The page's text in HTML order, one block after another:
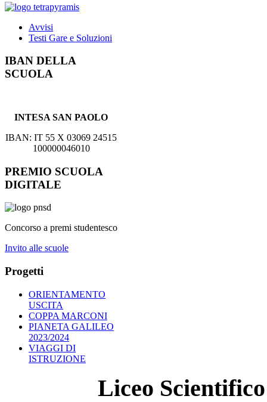
Avvisi
Testi Gare e Soluzioni
IBAN DELLA
SCUOLA
INTESA SAN PAOLO
IBAN: IT 55 X 03069 24515
100000046010
PREMIO SCUOLA
DIGITALE
Concorso a premi studentesco
Invito alle scuole
Progetti
ORIENTAMENTO
USCITA
COPPA MARCONI
PIANETA GALILEO
2023/2024
VIAGGI DI
ISTRUZIONE
Liceo